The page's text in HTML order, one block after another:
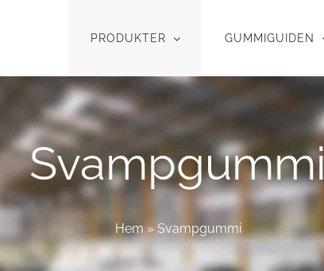
PRODUKTER GUMMIGUIDEN
Svampgummi
Hem» Svampgummi